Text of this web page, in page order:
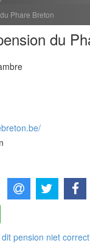
Phare Breton
du
pension niet